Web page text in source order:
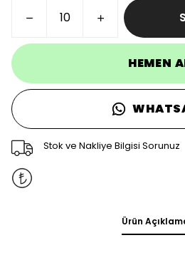
HEMEN
Stok ve Nakliye Bilgisi Sorunuz
Ürün